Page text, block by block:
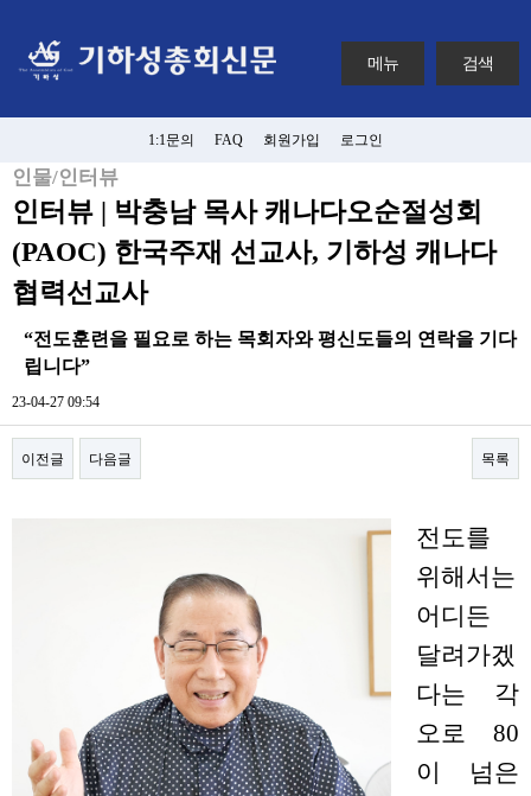
메뉴 검색
1:1문의 FAQ 회원가입 로그인
인물/인터뷰
인터뷰 | 박충남 목사 캐나다오순절성회
(PAOC) 한국주재 선교사, 기하성 캐나다
협력선교사
“전도훈련을 필요로 하는 목회자와 평신도들의 연락을 기다
립니다”
23-04-27 09:54
이전글 다음글 목록
전도를
위해서는
어디든
달려가겠
다는 각
오로 80
이 넘은